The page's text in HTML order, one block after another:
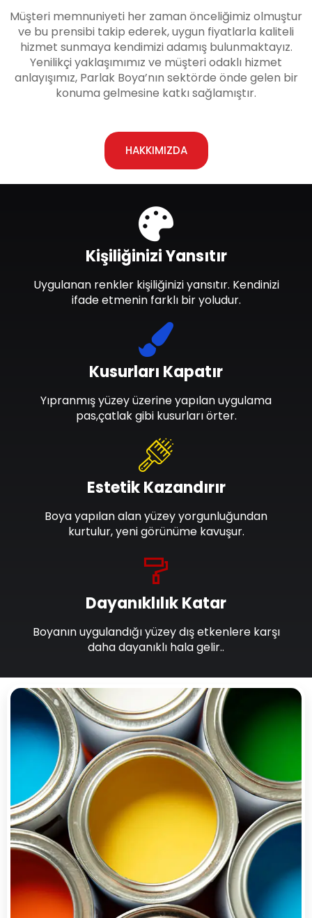
Müşteri memnuniyeti her zaman önceliğimiz olmuştur
ve bu prensibi takip ederek, uygun fiyatlarla kaliteli
hizmet sunmaya kendimizi adamış bulunmaktayız.
Yenilikçi yaklaşımımız ve müşteri odaklı hizmet
anlayışımız, Parlak Boya’nın sektörde önde gelen bir
konuma gelmesine katkı sağlamıştır.
HAKKIMIZDA
Dayanıklılık Katar
Boyanın uygulandığı yüzey dış etkenlere karşı
daha dayanıklı hala gelir..
Estetik Kazandırır
Boya yapılan alan yüzey yorgunluğundan
kurtulur, yeni görünüme kavuşur.
Kusurları Kapatır
Yıpranmış yüzey üzerine yapılan uygulama
pas,çatlak gibi kusurları örter.
Kişiliğinizi Yansıtır
Uygulanan renkler kişiliğinizi yansıtır. Kendinizi
ifade etmenin farklı bir yoludur.